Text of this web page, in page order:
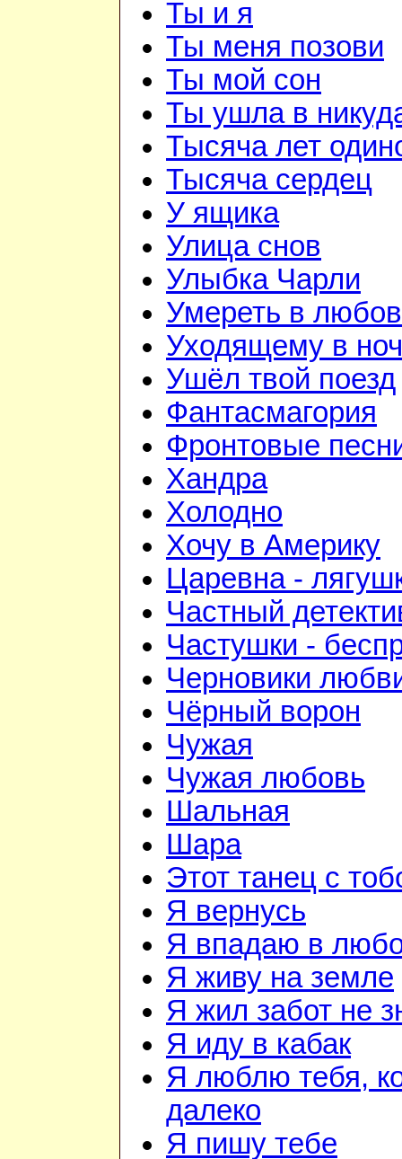
Ты и я
Ты меня позови
Ты мой сон
Ты ушла в
Тысяча лет
Тысяча сердец
У ящика
Улица снов
Улыбка Чарли
Умереть в
Уходящему в
Ушёл твой поезд
Фантасмагория
Фронтовые
Хандра
Холодно
Хочу в Америку
Царевна -
Частный
Частушки -
Черновики
Чёрный ворон
Чужая
Чужая любовь
Шальная
Шара
Этот танец с
Я вернусь
Я впадаю в
Я живу на земле
Я жил забот не
Я иду в кабак
Я люблю тебя,
далеко
Я пишу тебе